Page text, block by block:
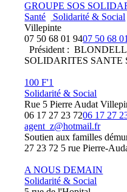
GROUPE SOS
Santé
Solidarité & Social
Villepinte
07 50 68 01 9407 50 68
Président :
SOLIDARITES SANTE
100 F'1
Solidarité & Social
Rue 5 Pierre Audat
06 17 27 23 7206 17 27
agent_z@hotmail.fr
Soutien aux familles
27 23 72 5 rue Pierre-
A NOUS DEMAIN
Solidarité & Social